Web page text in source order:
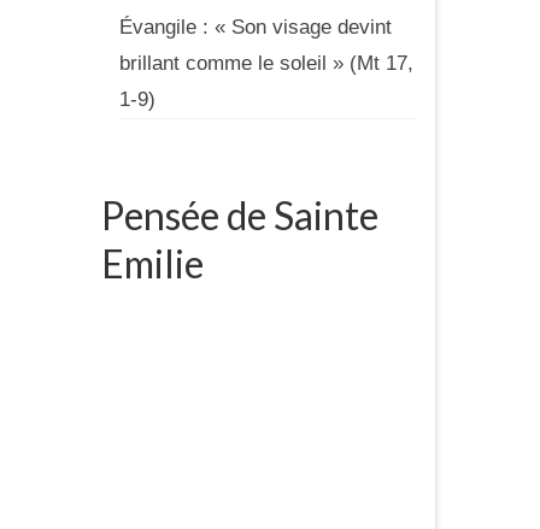
Évangile : « Son visage devint
brillant comme le soleil » (Mt 17,
1-9)
Pensée de Sainte
Emilie